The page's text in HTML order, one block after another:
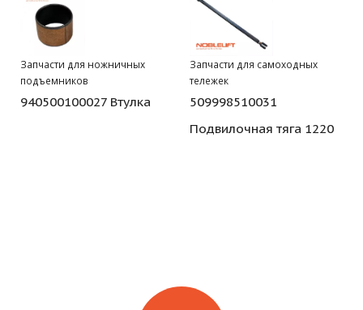
Запчасти для ножничных
подъемников
940500100027 Втулка
Запчасти для самоходных
тележек
509998510031
Подвилочная тяга 1220